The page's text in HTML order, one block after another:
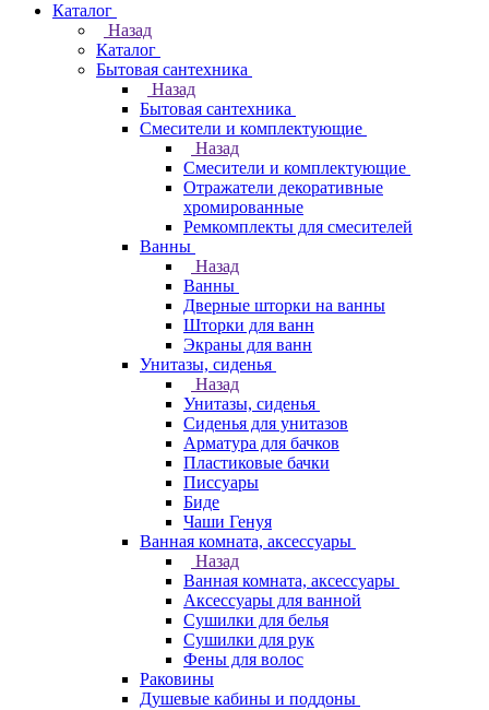
Каталог
Назад
Каталог
Бытовая сантехника
Назад
Бытовая сантехника
Смесители и комплектующие
Назад
Смесители и комплектующие
Отражатели декоративные
хромированные
Ремкомплекты для смесителей
Ванны
Назад
Ванны
Дверные шторки на ванны
Шторки для ванн
Экраны для ванн
Унитазы, сиденья
Назад
Унитазы, сиденья
Сиденья для унитазов
Арматура для бачков
Пластиковые бачки
Писсуары
Биде
Чаши Генуя
Ванная комната, аксессуары
Назад
Ванная комната, аксессуары
Аксессуары для ванной
Сушилки для белья
Сушилки для рук
Фены для волос
Раковины
Душевые кабины и поддоны